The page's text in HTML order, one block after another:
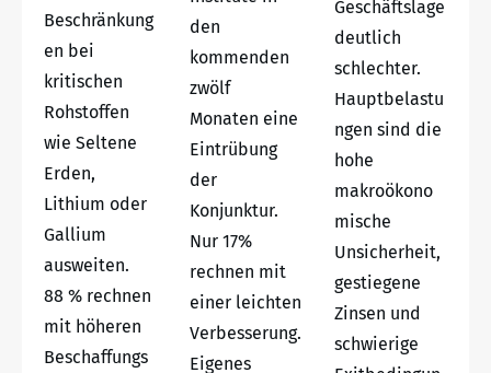
Beschränkung
en bei
kritischen
Rohstoffen
wie Seltene
Erden,
Lithium oder
Gallium
ausweiten.
88 % rechnen
mit höheren
Beschaffungs
den
kommenden
zwölf
Monaten eine
Eintrübung
der
Konjunktur.
Nur 17%
rechnen mit
einer leichten
Verbesserung.
Eigenes
Geschäftslage
deutlich
schlechter.
Hauptbelastu
ngen sind die
hohe
makroökono
mische
Unsicherheit,
gestiegene
Zinsen und
schwierige